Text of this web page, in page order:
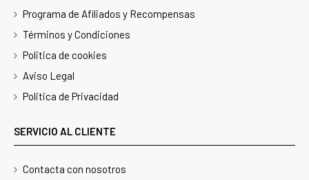
Programa de Afiliados y Recompensas
Términos y Condiciones
Politica de cookies
Aviso Legal
Politica de Privacidad
SERVICIO AL CLIENTE
Contacta con nosotros